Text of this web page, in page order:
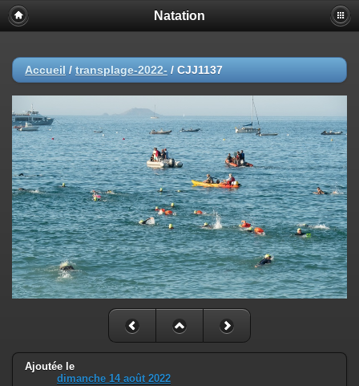
Natation
Accueil / transplage-2022- / CJJ1137
Ajoutée le
dimanche 14 août 2022